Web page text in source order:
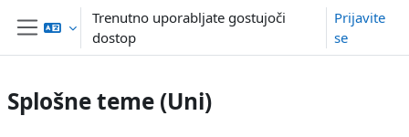
Preskoči na glavno vsebino
Stransko polje
Trenutno uporabljate gostujoči
dostop
Prijavite
se
Splošne teme (Uni)